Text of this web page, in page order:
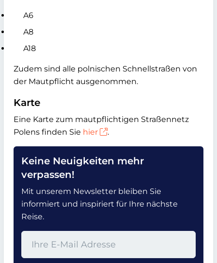
A6
A8
A18
Zudem sind alle polnischen Schnellstraßen von
der Mautpflicht ausgenommen.
Karte
Eine Karte zum mautpflichtigen Straßennetz
Polens finden Sie hier .
Keine Neuigkeiten mehr
verpassen!
Mit unserem Newsletter bleiben Sie
informiert und inspiriert für Ihre nächste
Reise.